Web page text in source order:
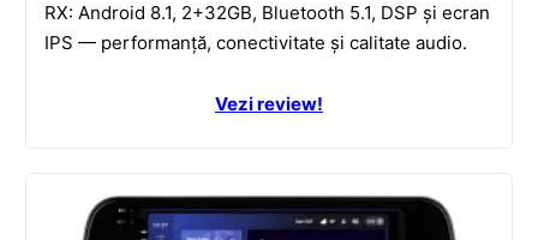
RX: Android 8.1, 2+32GB, Bluetooth 5.1, DSP și ecran
IPS — performanță, conectivitate și calitate audio.
Vezi review!